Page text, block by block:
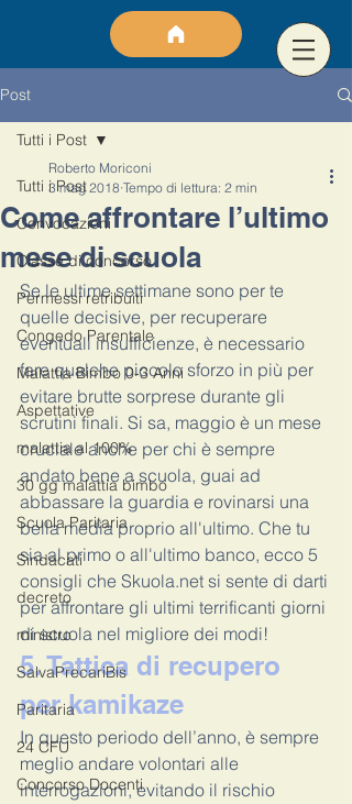
Post
Tutti i Post
Convocazioni
Classe di concorso
Permessi retribuiti
Congedo Parentale
Malattia Bimbo 0-3 Anni
Aspettative
malattia al 100%
30 gg malattia bimbo
Scuola Paritaria
Sindacati
decreto
ministro
SalvaPrecariBis
Paritaria
24 CFU
Concorso Docenti
Tutti i Post
Come affrontare l’ultimo
mese di scuola
Roberto Moriconi
3 mag 2018 Tempo di lettura: 2 min
Se le ultime settimane sono per te
quelle decisive, per recuperare
eventuali insufficienze, è necessario
fare qualche piccolo sforzo in più per
evitare brutte sorprese durante gli
scrutini finali. Si sa, maggio è un mese
cruciale anche per chi è sempre
andato bene a scuola, guai ad
abbassare la guardia e rovinarsi una
bella media proprio all'ultimo. Che tu
sia al primo o all'ultimo banco, ecco 5
consigli che Skuola.net si sente di darti
per affrontare gli ultimi terrificanti giorni
di scuola nel migliore dei modi!
5. Tattica di recupero
per kamikaze
In questo periodo dell’anno, è sempre
meglio andare volontari alle
interrogazioni, evitando il rischio